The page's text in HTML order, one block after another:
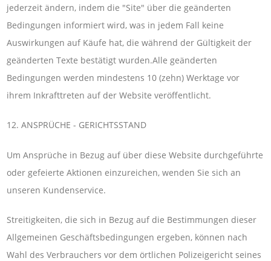
jederzeit ändern, indem die "Site" über die geänderten
Bedingungen informiert wird, was in jedem Fall keine
Auswirkungen auf Käufe hat, die während der Gültigkeit der
geänderten Texte bestätigt wurden.Alle geänderten
Bedingungen werden mindestens 10 (zehn) Werktage vor
ihrem Inkrafttreten auf der Website veröffentlicht.
12. ANSPRÜCHE - GERICHTSSTAND
Um Ansprüche in Bezug auf über diese Website durchgeführte
oder gefeierte Aktionen einzureichen, wenden Sie sich an
unseren Kundenservice.
Streitigkeiten, die sich in Bezug auf die Bestimmungen dieser
Allgemeinen Geschäftsbedingungen ergeben, können nach
Wahl des Verbrauchers vor dem örtlichen Polizeigericht seines